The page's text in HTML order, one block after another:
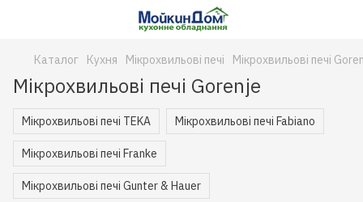
Каталог Кухня Мікрохвильові печі Мікрохвильові печі
Мікрохвильові печі Gorenje
Мікрохвильові печі TEKA Мікрохвильові печі Fabiano
Мікрохвильові печі Franke
Мікрохвильові печі Gunter & Hauer